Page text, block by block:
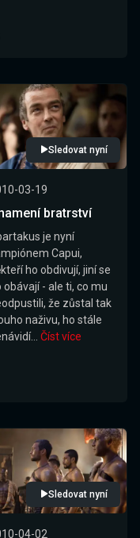
Sledovat nyní
03-19
bratrství
je nyní
Capui,
ho obdivují, jiní se
obávají - ale ti, co mu
že zůstal tak
naživu, ho stále
Číst více
Sledovat nyní
04-02